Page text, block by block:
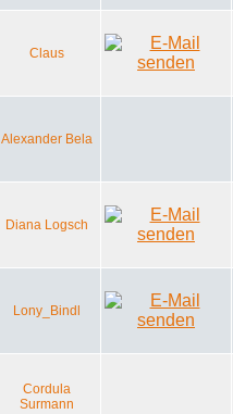
Claus
Alexander Bela
Diana Logsch
Lony_Bindl
Cordula
Surmann